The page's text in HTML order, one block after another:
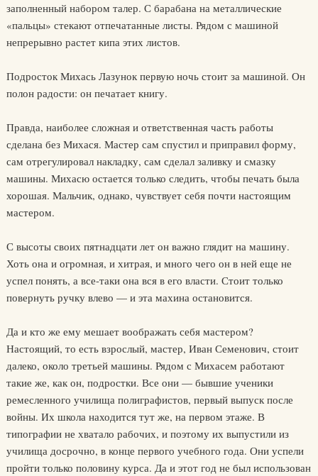
заполненный набором талер. С барабана на металлические
«пальцы» стекают отпечатанные листы. Рядом с машиной
непрерывно растет кипа этих листов.
Подросток Михась Лазунок первую ночь стоит за машиной. Он
полон радости: он печатает книгу.
Правда, наиболее сложная и ответственная часть работы
сделана без Михася. Мастер сам спустил и приправил форму,
сам отрегулировал накладку, сам сделал заливку и смазку
машины. Михасю остается только следить, чтобы печать была
хорошая. Мальчик, однако, чувствует себя почти настоящим
мастером.
С высоты своих пятнадцати лет он важно глядит на машину.
Хоть она и огромная, и хитрая, и много чего он в ней еще не
успел понять, а все-таки она вся в его власти. Стоит только
повернуть ручку влево — и эта махина остановится.
Да и кто же ему мешает воображать себя мастером?
Настоящий, то есть взрослый, мастер, Иван Семенович, стоит
далеко, около третьей машины. Рядом с Михасем работают
такие же, как он, подростки. Все они — бывшие ученики
ремесленного училища полиграфистов, первый выпуск после
войны. Их школа находится тут же, на первом этаже. В
типографии не хватало рабочих, и поэтому их выпустили из
училища досрочно, в конце первого учебного года. Они успели
пройти только половину курса. Да и этот год не был использован